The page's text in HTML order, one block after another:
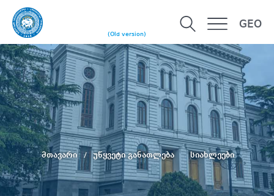
(Old version)
GEO
მთავარი უწყვეტი განათლება სიახლეები